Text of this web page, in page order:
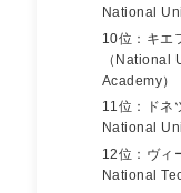
National
10位：キエ
（National
Academy）
11位：ドネ
National
12位：ヴィ
National